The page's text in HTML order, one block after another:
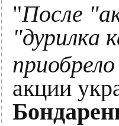
"После
"дурилка
акции